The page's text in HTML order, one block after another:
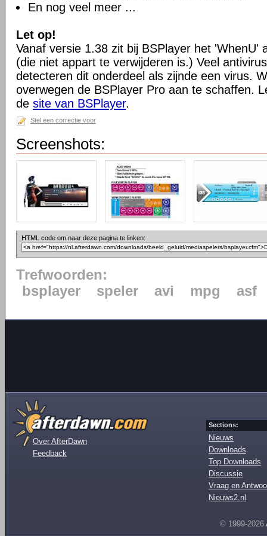
En nog veel meer ...
Let op!
Vanaf versie 1.38 zit bij BSPlayer het 'WhenU'
(die niet appart te verwijderen is.) Veel
detecteren dit onderdeel als zijnde een virus.
overwegen de BSPlayer Pro aan te schaffen.
de site van BSPlayer.
Stel een correctie voor
Screenshots:
HTML code om naar deze pagina te linken:
Trefwoorden:
bsplayer
speler avi mpg asf
Over AfterDawn
Feedback
Sections:
Nieuws
Downloads
Top Downloads
Discussie
Vraag en
Nieuws2.nl
© 1999-2026